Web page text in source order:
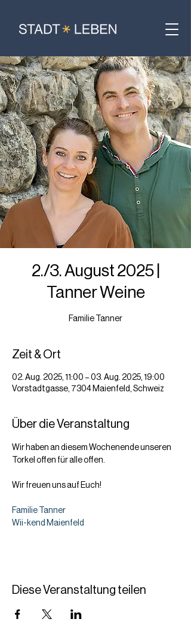
2./3. August 2025 |
Tanner Weine
Familie Tanner
Zeit & Ort
02. Aug. 2025, 11:00 – 03. Aug. 2025, 19:00
Vorstadtgasse, 7304 Maienfeld, Schweiz
Über die Veranstaltung
Wir haben an diesem Wochenende unseren
Torkel offen für alle offen.
Wir freuen uns auf Euch!
Familie Tanner
Wii-kend Maienfeld
Diese Veranstaltung teilen